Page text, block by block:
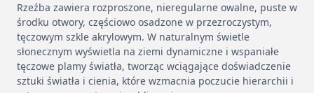
Rzeźba zawiera rozproszone, nieregularne owalne, puste w
środku otwory, częściowo osadzone w przezroczystym,
tęczowym szkle akrylowym. W naturalnym świetle
słonecznym wyświetla na ziemi dynamiczne i wspaniałe
tęczowe plamy światła, tworząc wciągające doświadczenie
sztuki światła i cienia, które wzmacnia poczucie hierarchii i